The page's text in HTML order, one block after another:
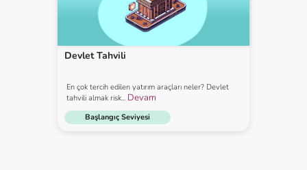
Devlet Tahvili
En çok tercih edilen yatırım araçları neler? Devlet
tahvili almak risk... Devam
Başlangıç Seviyesi